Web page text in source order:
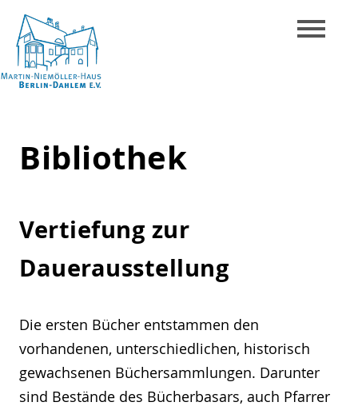
Skip
content
Niemöller-
HausBibliothek
Vertiefung zur
Dauerausstellung
Die ersten Bücher entstammen den
vorhandenen, unterschiedlichen, historisch
gewachsenen Büchersammlungen. Darunter
sind Bestände des Bücherbasars, auch Pfarrer